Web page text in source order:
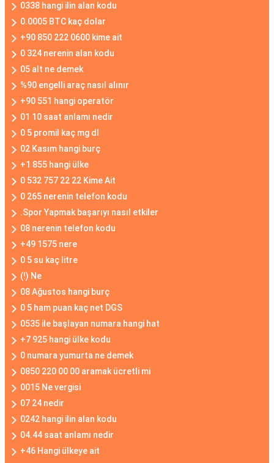
0338 hangi ilin alan kodu
0.0005 BTC kaç dolar
+90 850 222 0600 kime ait
0 324 nerenin alan kodu
05 alt ne demek
%90 engelli araç nasıl alınır
+90 551 hangi operatör
01 10 saat anlamı nedir
0 5 promil kaç mg dl
02 Kasım hangi burç
+1 855 hangi ülke
0 532 757 22 22 Kime Ait
0 265 nerenin telefon kodu
.Spor Yapmak başarıyı nasıl etkiler
08 nerenin telefon kodu
+49 1575 nere
0 5 su kaç litre
(!) Ne
08 Ağustos hangi burç
0 5 ham puan kaç net DGS
0535 ile başlayan numara hangi hat
+7 925 hangi ülke kodu
0 numara yumurta ne demek
0850 220 00 00 aramak ücretli mi
0015 Ne vergisi
07 24 nedir
0242 hangi ilin alan kodu
04.44 saat anlamı nedir
+46 Hangi ülkeye ait